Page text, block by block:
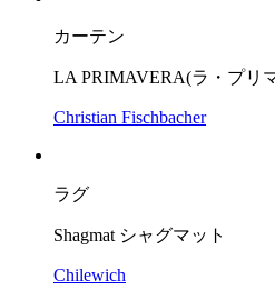
カーテン
LA PRIMAVERA(ラ・プリ
Christian Fischbacher
ラグ
Shagmat シャグマット
Chilewich